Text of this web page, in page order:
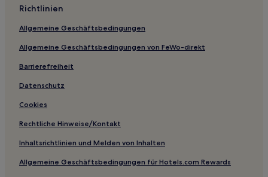
Landkreis Uckermark: Hotels
Zehdenick Hotels
Hotels nahe Badestelle Dargersdorf
Hotels nahe S-Bahn-Station Zepernick
Richtlinien
Allgemeine Geschäftsbedingungen
Allgemeine Geschäftsbedingungen von FeWo-direkt
Barrierefreiheit
Datenschutz
Cookies
Rechtliche Hinweise/Kontakt
Inhaltsrichtlinien und Melden von Inhalten
Allgemeine Geschäftsbedingungen für Hotels.com Rewards